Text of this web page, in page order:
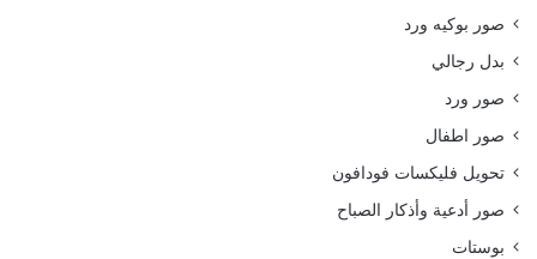
صور بوكيه ورد
بدل رجالي
صور ورد
صور اطفال
تحويل فليكسات فودافون
صور أدعية وأذكار الصباح
بوستات